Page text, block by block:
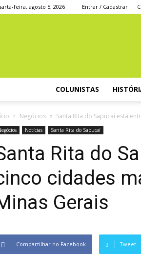
feira, agosto 5, 2026 Entrar / Cadastrar
COLUNISTAS
Negócios Santa Rita do Sapucaí está
Notícias Santa Rita do Sapucaí
Rita do
cidades
Gerais
Compartilhar no Facebook Tweet